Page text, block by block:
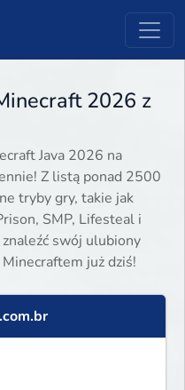
2026 z
Java 2026 na
Z listą ponad 2500
tryby gry, takie jak
SMP, Lifesteal i
swój ulubiony
już dziś!